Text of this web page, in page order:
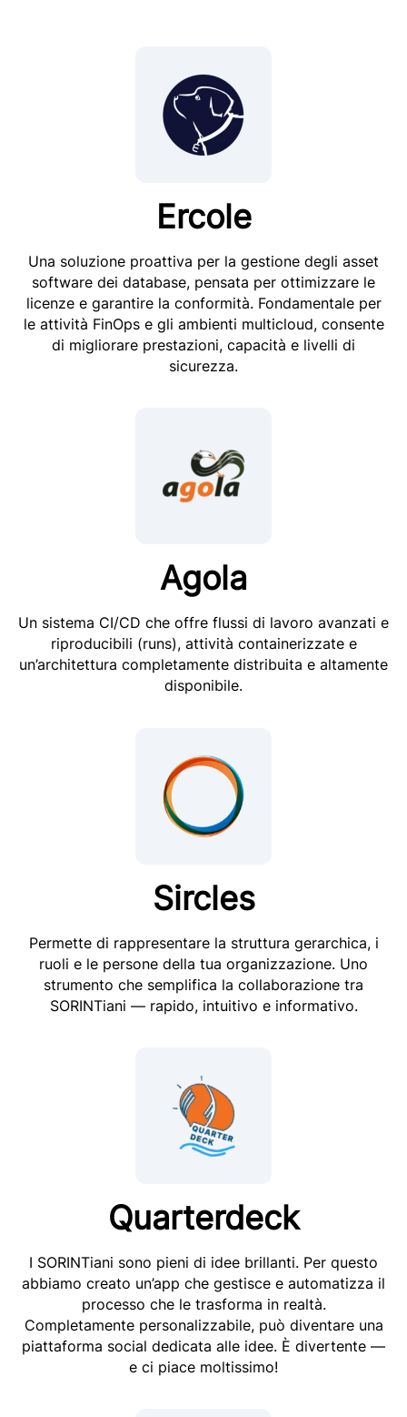
Ercole
Una soluzione proattiva per la gestione degli asset
software dei database, pensata per ottimizzare le
licenze e garantire la conformità. Fondamentale per
le attività FinOps e gli ambienti multicloud, consente
di migliorare prestazioni, capacità e livelli di
sicurezza.
Agola
Un sistema CI/CD che offre flussi di lavoro avanzati e
riproducibili (runs), attività containerizzate e
un’architettura completamente distribuita e altamente
disponibile.
Sircles
Permette di rappresentare la struttura gerarchica, i
ruoli e le persone della tua organizzazione. Uno
strumento che semplifica la collaborazione tra
SORINTiani — rapido, intuitivo e informativo.
Quarterdeck
I SORINTiani sono pieni di idee brillanti. Per questo
abbiamo creato un’app che gestisce e automatizza il
processo che le trasforma in realtà.
Completamente personalizzabile, può diventare una
piattaforma social dedicata alle idee. È divertente —
e ci piace moltissimo!